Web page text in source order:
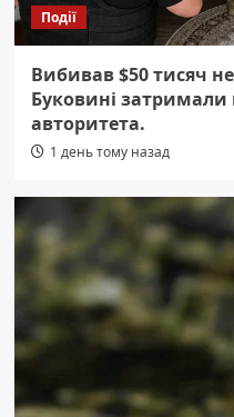
Події
Вибивав $50 тисяч
Буковині
авторитета.
1 день тому назад